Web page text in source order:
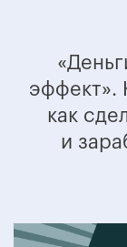
эффект».
как
и